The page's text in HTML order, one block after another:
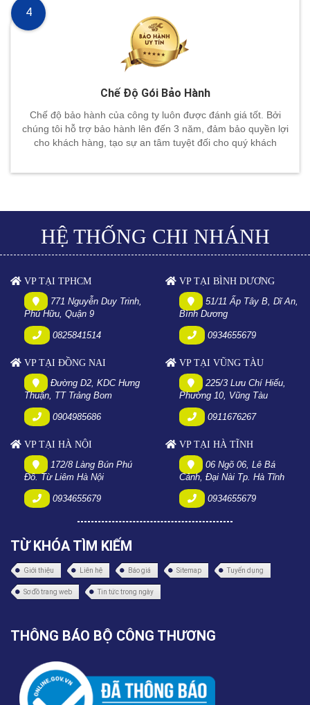
Chế Độ Gói Bảo Hành
Chế độ bảo hành của công ty luôn được đánh giá tốt. Bởi
chúng tôi hỗ trợ bảo hành lên đến 3 năm, đảm bảo quyền lợi
cho khách hàng, tạo sự an tâm tuyệt đối cho quý khách
4
HỆ THỐNG CHI NHÁNH
VP TẠI TPHCM
771 Nguyễn Duy Trinh,
Phú Hữu, Quận 9
0825841514
VP TẠI BÌNH DƯƠNG
51/11 Ấp Tây B, Dĩ An,
Bình Dương
0934655679
VP TẠI ĐỒNG NAI
Đường D2, KDC Hưng
Thuận, TT Trảng Bom
0904985686
VP TẠI VŨNG TÀU
225/3 Lưu Chí Hiếu,
Phường 10, Vũng Tàu
0911676267
VP TẠI HÀ NỘI
172/8 Làng Bún Phú
Đô. Từ Liêm Hà Nội
0934655679
VP TẠI HÀ TĨNH
06 Ngõ 06, Lê Bá
Cảnh, Đại Nài Tp. Hà Tĩnh
0934655679
TỪ KHÓA TÌM KIẾM
Giới thiệu Liên hệ Báo giá Sitemap Tuyển dụng
Sơ đồ trang web Tin tức trong ngày
THÔNG BÁO BỘ CÔNG THƯƠNG